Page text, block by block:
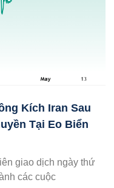
Kích Iran Sau
Tại Eo Biển
giao dịch ngày thứ
các cuộc